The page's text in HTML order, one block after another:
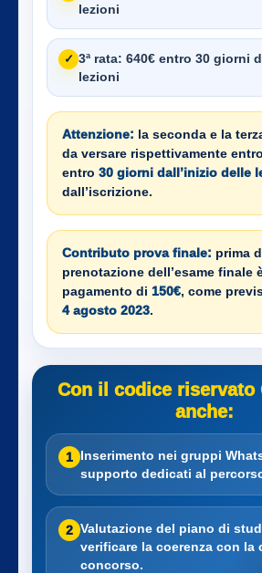
lezioni
✓ 3ª rata: 640€ entro 30 giorni
lezioni
Attenzione: la seconda e la
da versare rispettivamente entro
entro 30 giorni dall’inizio delle
dall’iscrizione.
Contributo prova finale: prima
prenotazione dell’esame finale
pagamento di 150€, come
4 agosto 2023.
Con il codice riservato
anche:
1 Inserimento nei gruppi
supporto dedicati al
2 Valutazione del piano di
verificare la coerenza con la
concorso.